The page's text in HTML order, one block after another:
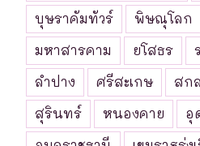
บุษราคัมทัวร์
พิษณุโลก
มหาสารคาม
ยโสธร
ลำปาง
ศรีสะเกษ สก
สุรินทร์
หนองคาย
อุ